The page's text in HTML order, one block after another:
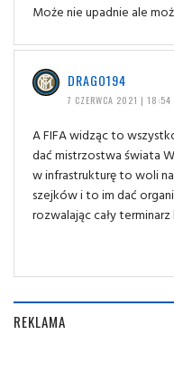
Może nie upadnie ale
DRAGO194
7 CZERWCA 2021 | 18:54
A FIFA widząc to
dać mistrzostwa świata
w infrastrukturę to woli
szejków i to im dać
rozwalając cały
REKLAMA